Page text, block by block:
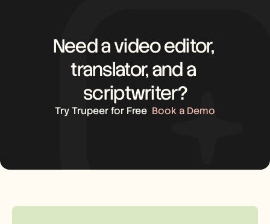
Need a video editor,
translator, and a
scriptwriter?
Try Trupeer for Free Book a Demo